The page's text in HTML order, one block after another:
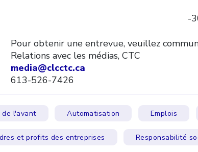
-
Pour obtenir une entrevue, veuillez
Relations avec les médias, CTC
media@clcctc.ca
613-526-7426
l'avant Automatisation Emplois
et profits des entreprises Responsabilité